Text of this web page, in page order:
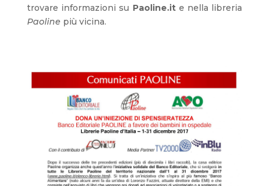
trovare informazioni su Paoline.ite nella libreria
Paoline più vicina.